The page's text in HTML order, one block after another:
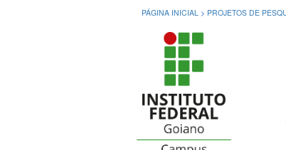
PÁGINA INICIAL > PROJETOS DE